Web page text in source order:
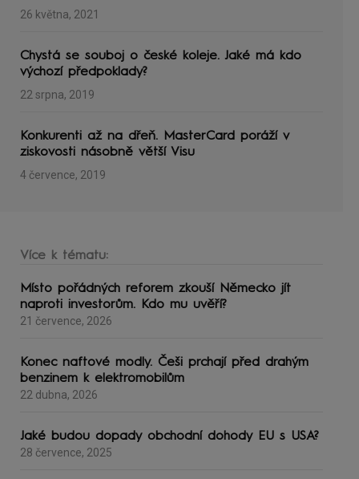
26 května, 2021
Chystá se souboj o české koleje. Jaké má kdo
výchozí předpoklady?
22 srpna, 2019
Konkurenti až na dřeň. MasterCard poráží v
ziskovosti násobně větší Visu
4 července, 2019
Více k tématu:
Místo pořádných reforem zkouší Německo jít
naproti investorům. Kdo mu uvěří?
21 července, 2026
Konec naftové modly. Češi prchají před drahým
benzinem k elektromobilům
22 dubna, 2026
Jaké budou dopady obchodní dohody EU s USA?
28 července, 2025